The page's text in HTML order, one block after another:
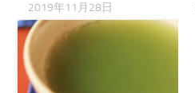
2019年11月28日